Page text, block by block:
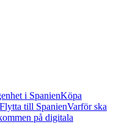
i SpanienKöpa
Flytta till SpanienVarför ska
på digitala